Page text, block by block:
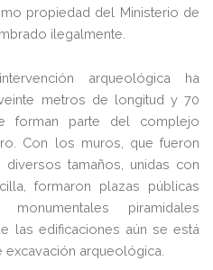
propiedad del Ministerio de
ilegalmente.
arqueológica ha
metros de longitud y 70
forman parte del complejo
Con los muros, que fueron
tamaños, unidas con
formaron plazas públicas
piramidales
las edificaciones aún se está
arqueológica.